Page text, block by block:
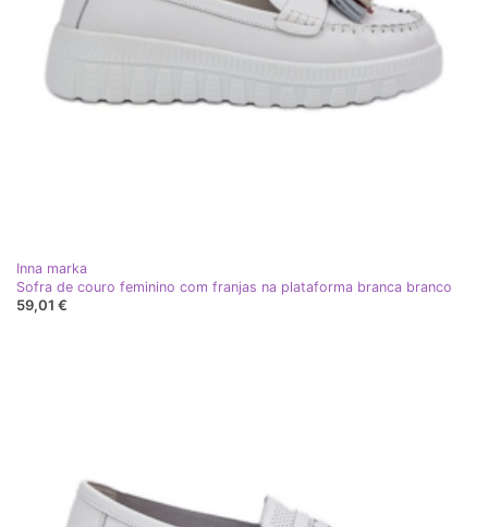
Inna marka
Sofra de couro feminino com franjas na plataforma branca branco
59,01 €